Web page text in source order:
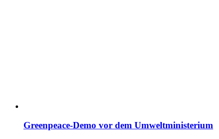
Greenpeace-Demo vor dem Umweltministerium